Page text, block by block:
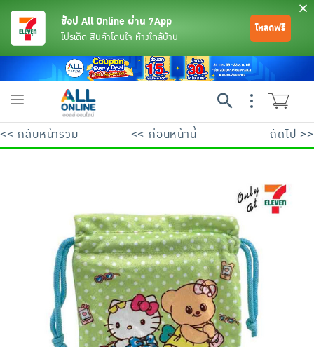
เครื่องดื่มและผงชงดื่ม
เครื่องปรุงรสและของแห้ง
พระเครื่อง test pop
ช้อป All Online ผ่าน 7App
โปรเด็ด สินค้าโดนใจ ห้างใกล้บ้าน
โหลดฟรี
Toggle
<< กลับหน้ารวม << ก่อนหน้านี้ ถัดไป >>